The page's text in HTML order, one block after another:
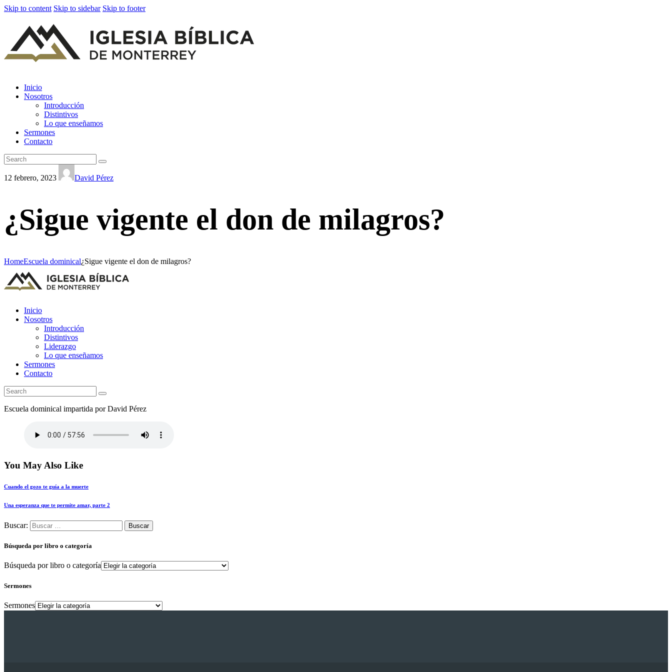
Skip to content Skip to sidebar Skip to footer
Inicio
Nosotros
Introducción
Distintivos
Lo que enseñamos
Sermones
Contacto
12 febrero, 2023 David Pérez
¿Sigue vigente el don de milagros?
HomeEscuela dominical¿Sigue vigente el don de milagros?
Inicio
Nosotros
Introducción
Distintivos
Liderazgo
Lo que enseñamos
Sermones
Contacto
Escuela dominical impartida por David Pérez
You May Also Like
Cuando el gozo te guía a la muerte
Una esperanza que te permite amar, parte 2
Buscar:
Búsqueda por libro o categoría
Búsqueda por libro o categoría
Sermones
Sermones